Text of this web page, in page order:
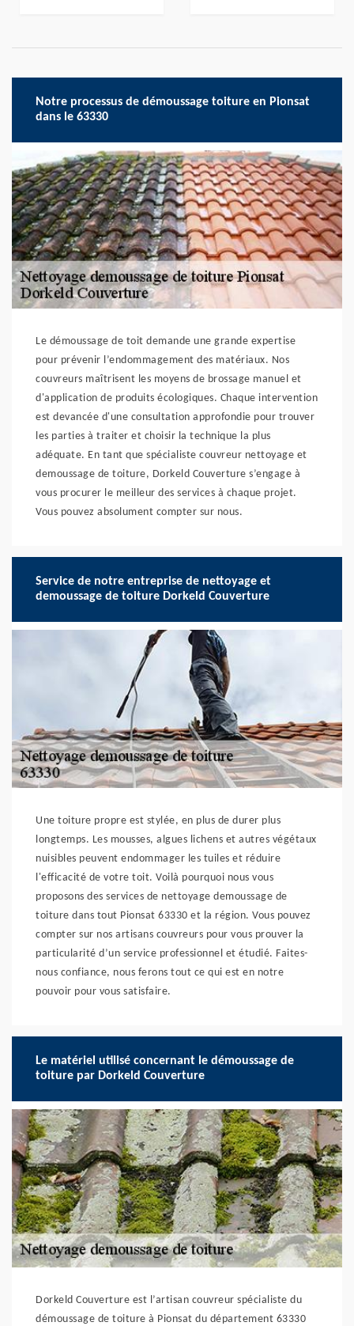
Notre processus de démoussage toiture en Pionsat
dans le 63330
Le démoussage de toit demande une grande expertise
pour prévenir l’endommagement des matériaux. Nos
couvreurs maîtrisent les moyens de brossage manuel et
d'application de produits écologiques. Chaque intervention
est devancée d'une consultation approfondie pour trouver
les parties à traiter et choisir la technique la plus
adéquate. En tant que spécialiste couvreur nettoyage et
demoussage de toiture, Dorkeld Couverture s’engage à
vous procurer le meilleur des services à chaque projet.
Vous pouvez absolument compter sur nous.
Service de notre entreprise de nettoyage et
demoussage de toiture Dorkeld Couverture
Une toiture propre est stylée, en plus de durer plus
longtemps. Les mousses, algues lichens et autres végétaux
nuisibles peuvent endommager les tuiles et réduire
l'efficacité de votre toit. Voilà pourquoi nous vous
proposons des services de nettoyage demoussage de
toiture dans tout Pionsat 63330 et la région. Vous pouvez
compter sur nos artisans couvreurs pour vous prouver la
particularité d’un service professionnel et étudié. Faites-
nous confiance, nous ferons tout ce qui est en notre
pouvoir pour vous satisfaire.
Le matériel utilisé concernant le démoussage de
toiture par Dorkeld Couverture
Dorkeld Couverture est l’artisan couvreur spécialiste du
démoussage de toiture à Pionsat du département 63330